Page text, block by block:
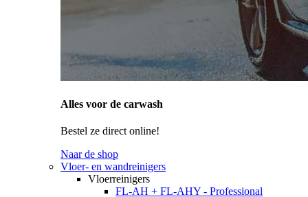
Alles voor de carwash
Bestel ze direct online!
Naar de shop
Vloer- en wandreinigers
Vloerreinigers
FL-AH + FL-AHY - Professional